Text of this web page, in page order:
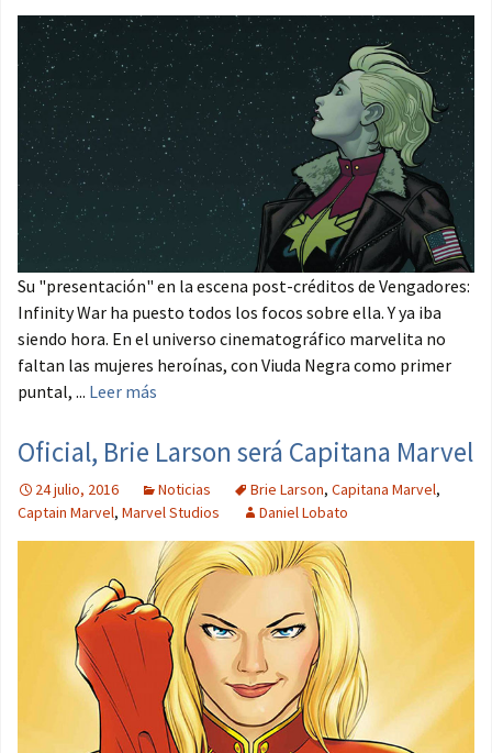
Su "presentación" en la escena post-créditos de Vengadores:
Infinity War ha puesto todos los focos sobre ella. Y ya iba
siendo hora. En el universo cinematográfico marvelita no
faltan las mujeres heroínas, con Viuda Negra como primer
puntal, ... Leer más
Oficial, Brie Larson será Capitana Marvel
24 julio, 2016 Noticias Brie Larson, Capitana Marvel,
Captain Marvel, Marvel Studios Daniel Lobato